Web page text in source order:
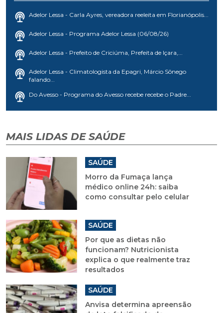
Adelor Lessa - Carla Ayres, vereadora reeleita em Florianópolis...
Adelor Lessa - Programa Adelor Lessa (06/08/26)
Adelor Lessa - Prefeito de Criciúma, Prefeita de Içara,...
Adelor Lessa - Climatologista da Epagri, Márcio Sônego
falando...
Do Avesso - Programa do Avesso recebe recebe o Padre...
MAIS LIDAS DE SAÚDE
SAÚDE
Morro da Fumaça lança
médico online 24h: saiba
como consultar pelo celular
SAÚDE
Por que as dietas não
funcionam? Nutricionista
explica o que realmente traz
resultados
SAÚDE
Anvisa determina apreensão